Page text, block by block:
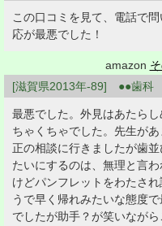
この口コミを見て、電話で
応が最悪でした！
amazon
[滋賀県2013年-89] ●●歯科
最悪でした。外見はあたら
ちゃくちゃでした。先生が
正の相談に行きましたが歯
たいにするのは、無理と言
けどパンフレットをわたさ
うで早く帰れみたいな態度
でしたが助手？が笑いなが